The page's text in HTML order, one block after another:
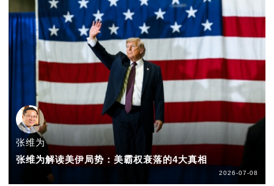
张维为
张维为解读美伊局势：美霸权衰落的4大真相
2026-07-08